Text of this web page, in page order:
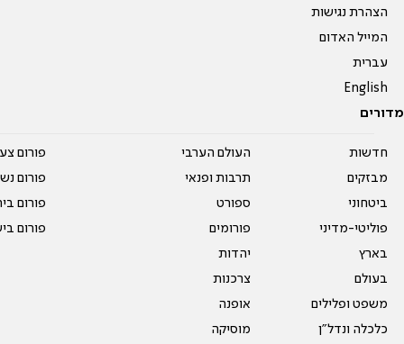
הצהרת נגישות
המייל האדום
עברית
English
מדורים
חדשות
מבזקים
ביטחוני
פוליטי-מדיני
בארץ
בעולם
משפט ופלילים
כלכלה ונדל"ן
העולם הערבי
תרבות ופנאי
ספורט
פורומים
יהדות
צרכנות
אופנה
מוסיקה
פורום
פורום
פורום
פורום